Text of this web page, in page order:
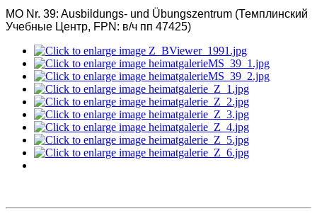
MO Nr. 39: Ausbildungs- und Übungszentrum (Темплинский
Учебные Центр, FPN: в/ч пп 47425)